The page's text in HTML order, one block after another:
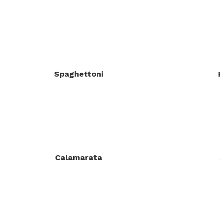
Spaghettoni
Calamarata